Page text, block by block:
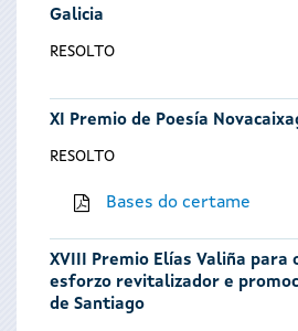
Galicia
RESOLTO
XI Premio de Poesía
RESOLTO
Bases do certame
XVIII Premio Elías Valiña para
esforzo revitalizador e
de Santiago